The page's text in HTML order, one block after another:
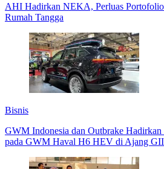
AHI Hadirkan NEKA, Perluas
Rumah Tangga
Bisnis
GWM Indonesia dan Outbrake
pada GWM Haval H6 HEV di Ajang